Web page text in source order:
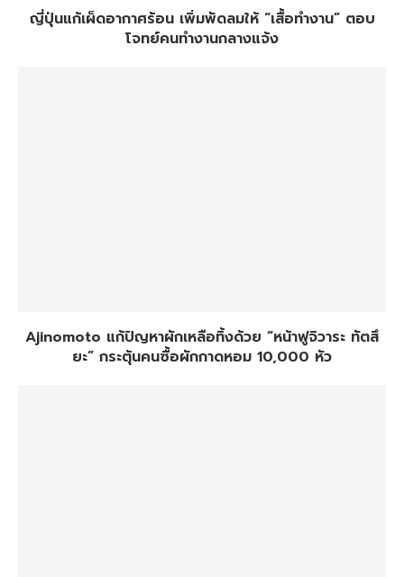
ญี่ปุ่นแก้เผ็ดอากาศร้อน เพิ่มพัดลมให้ “เสื้อทำงาน” ตอบ
โจทย์คนทำงานกลางแจ้ง
Ajinomoto แก้ปัญหาผักเหลือทิ้งด้วย “หน้าฟูจิวาระ ทัตสึ
ยะ” กระตุ้นคนซื้อผักกาดหอม 10,000 หัว